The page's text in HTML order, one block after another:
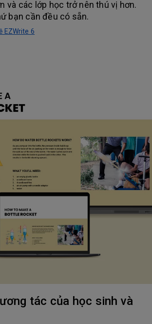
và các lớp học trở nên thú vị hơn.
bạn cần đều có sẵn.
EZWrite 6
tác của học sinh và